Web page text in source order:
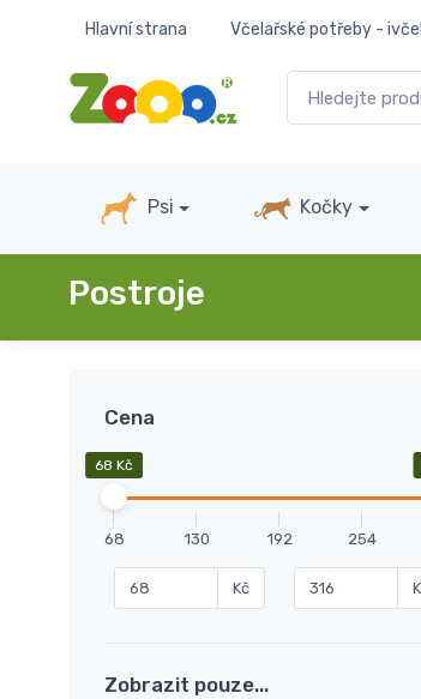
Hlavní strana Včelařské potřeby -
Psi Kočky
Postroje
Cena
68 Kč
68 130 192 254
Kč
Zobrazit pouze...